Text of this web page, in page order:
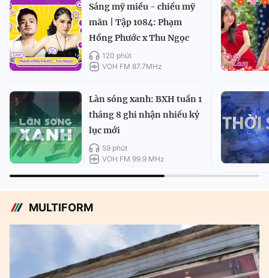
Sáng mỹ miều - chiều mỹ
mãn | Tập 1084: Phạm
Hồng Phước x Thu Ngọc
120 phút
VOH FM 87.7MHz
Làn sóng xanh: BXH tuần 1
tháng 8 ghi nhận nhiều kỷ
lục mới
59 phút
VOH FM 99.9 MHz
MULTIFORM